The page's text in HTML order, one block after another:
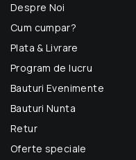
Despre Noi
Cum cumpar?
Plata & Livrare
Program de lucru
Bauturi Evenimente
Bauturi Nunta
Retur
Oferte speciale